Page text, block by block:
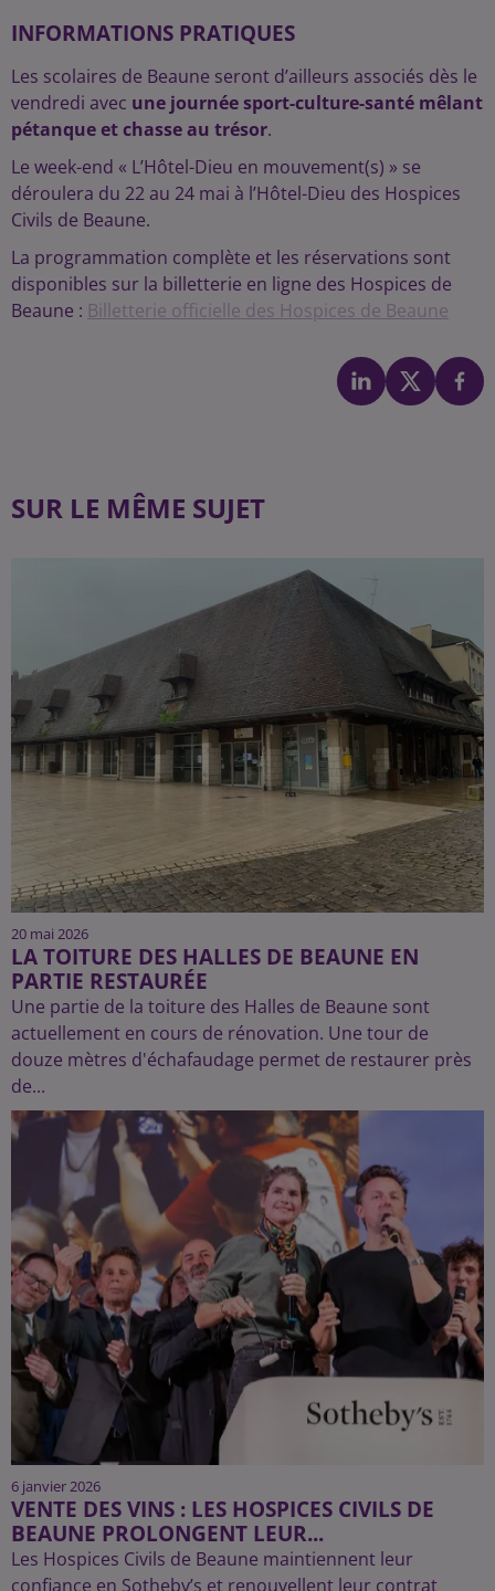
INFORMATIONS PRATIQUES
Les scolaires de Beaune seront d’ailleurs associés dès le
vendredi avec une journée sport-culture-santé mêlant
pétanque et chasse au trésor.
Le week-end « L’Hôtel-Dieu en mouvement(s) » se
déroulera du 22 au 24 mai à l’Hôtel-Dieu des Hospices
Civils de Beaune.
La programmation complète et les réservations sont
disponibles sur la billetterie en ligne des Hospices de
Beaune : Billetterie officielle des Hospices de Beaune
SUR LE MÊME SUJET
20 mai 2026
LA TOITURE DES HALLES DE BEAUNE EN
PARTIE RESTAURÉE
Une partie de la toiture des Halles de Beaune sont
actuellement en cours de rénovation. Une tour de
douze mètres d'échafaudage permet de restaurer près
de...
6 janvier 2026
VENTE DES VINS : LES HOSPICES CIVILS DE
BEAUNE PROLONGENT LEUR...
Les Hospices Civils de Beaune maintiennent leur
confiance en Sotheby’s et renouvellent leur contrat